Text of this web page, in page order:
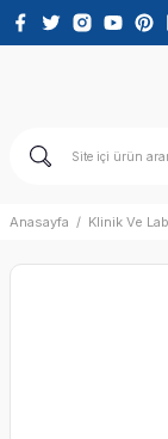
Anasayfa Klinik Ve